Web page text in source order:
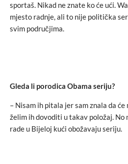
sportaš. Nikad ne znate ko će ući.
mjesto radnje, ali to nije politička
svim područjima.
Gleda li porodica Obama seriju?
– Nisam ih pitala jer sam znala da
želim ih dovoditi u takav položaj.
rade u Bijeloj kući obožavaju seriju.